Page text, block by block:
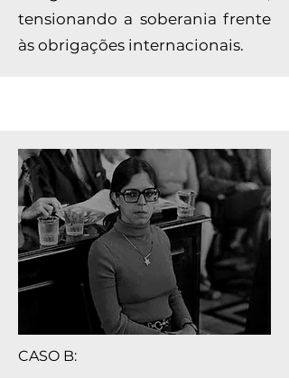
tensionando a soberania frente
às obrigações internacionais.
CASO B: